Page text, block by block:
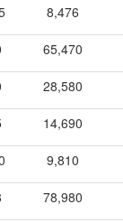
8,476
65,470
28,580
14,690
9,810
78,980